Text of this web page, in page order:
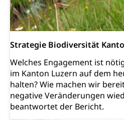
Strategie Biodiversität
Welches Engagement ist
im Kanton Luzern auf dem
halten? Wie machen wir
negative Veränderungen
beantwortet der Bericht.
Obligatorische
sichere Lebensmittel,
Lebensmittelhygiene,
Prävention
Gesundheitsvorsorge,
Suchtprävention,
Tabakprävention,
Sekundärprävention,
Soziale Sicherheit